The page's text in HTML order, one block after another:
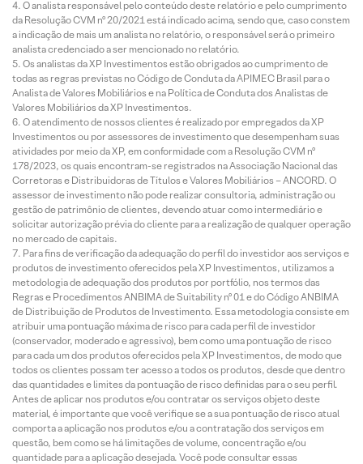
O analista responsável pelo conteúdo deste relatório e pelo cumprimento
da Resolução CVM nº 20/2021 está indicado acima, sendo que, caso constem
a indicação de mais um analista no relatório, o responsável será o primeiro
analista credenciado a ser mencionado no relatório.
Os analistas da XP Investimentos estão obrigados ao cumprimento de
todas as regras previstas no Código de Conduta da APIMEC Brasil para o
Analista de Valores Mobiliários e na Política de Conduta dos Analistas de
Valores Mobiliários da XP Investimentos.
O atendimento de nossos clientes é realizado por empregados da XP
Investimentos ou por assessores de investimento que desempenham suas
atividades por meio da XP, em conformidade com a Resolução CVM nº
178/2023, os quais encontram-se registrados na Associação Nacional das
Corretoras e Distribuidoras de Títulos e Valores Mobiliários – ANCORD. O
assessor de investimento não pode realizar consultoria, administração ou
gestão de patrimônio de clientes, devendo atuar como intermediário e
solicitar autorização prévia do cliente para a realização de qualquer operação
no mercado de capitais.
Para fins de verificação da adequação do perfil do investidor aos serviços e
produtos de investimento oferecidos pela XP Investimentos, utilizamos a
metodologia de adequação dos produtos por portfólio, nos termos das
Regras e Procedimentos ANBIMA de Suitability nº 01 e do Código ANBIMA
de Distribuição de Produtos de Investimento. Essa metodologia consiste em
atribuir uma pontuação máxima de risco para cada perfil de investidor
(conservador, moderado e agressivo), bem como uma pontuação de risco
para cada um dos produtos oferecidos pela XP Investimentos, de modo que
todos os clientes possam ter acesso a todos os produtos, desde que dentro
das quantidades e limites da pontuação de risco definidas para o seu perfil.
Antes de aplicar nos produtos e/ou contratar os serviços objeto deste
material, é importante que você verifique se a sua pontuação de risco atual
comporta a aplicação nos produtos e/ou a contratação dos serviços em
questão, bem como se há limitações de volume, concentração e/ou
quantidade para a aplicação desejada. Você pode consultar essas